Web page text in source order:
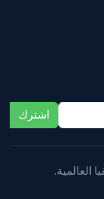
اشترك